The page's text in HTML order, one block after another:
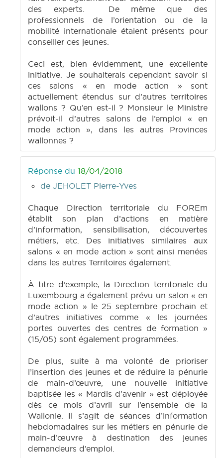
des experts. De même que des
professionnels de l’orientation ou de la
mobilité internationale étaient présents pour
conseiller ces jeunes.
Ceci est, bien évidemment, une excellente
initiative. Je souhaiterais cependant savoir si
ces salons « en mode action » sont
actuellement étendus sur d’autres territoires
wallons ? Qu’en est-il ? Monsieur le Ministre
prévoit-il d’autres salons de l’emploi « en
mode action », dans les autres Provinces
wallonnes ?
Réponse du 18/04/2018
de JEHOLET Pierre-Yves
Chaque Direction territoriale du FOREm
établit son plan d’actions en matière
d’information, sensibilisation, découvertes
métiers, etc. Des initiatives similaires aux
salons « en mode action » sont ainsi menées
dans les autres Territoires également.
À titre d’exemple, la Direction territoriale du
Luxembourg a également prévu un salon « en
mode action » le 25 septembre prochain et
d’autres initiatives comme « les journées
portes ouvertes des centres de formation »
(15/05) sont également programmées.
De plus, suite à ma volonté de prioriser
l’insertion des jeunes et de réduire la pénurie
de main-d’œuvre, une nouvelle initiative
baptisée les « Mardis d’avenir » est déployée
dès ce mois d’avril sur l’ensemble de la
Wallonie. Il s’agit de séances d’information
hebdomadaires sur les métiers en pénurie de
main-d’œuvre à destination des jeunes
demandeurs d’emploi.